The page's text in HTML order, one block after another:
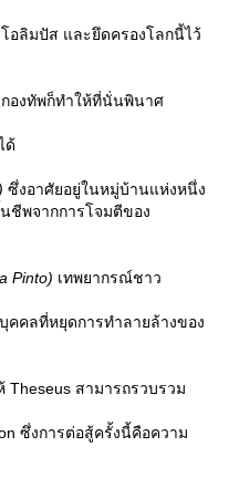
อลิมปัส และยึดครองโลกนี้ไว้
กองทัพก็ทำให้ที่นั่นพินาศ
ด้
ซึ่งอาศัยอยู่ในหมู่บ้านแห่งหนึ่ง
ชีพจากการโจมตีของ
Pinto) เทพยากรณ์ชาว
คคลที่หยุดการทำลายล้างของ
Theseus สามารถรวบรวม
ซึ่งการต่อสู้ครั้งนี้คือความ